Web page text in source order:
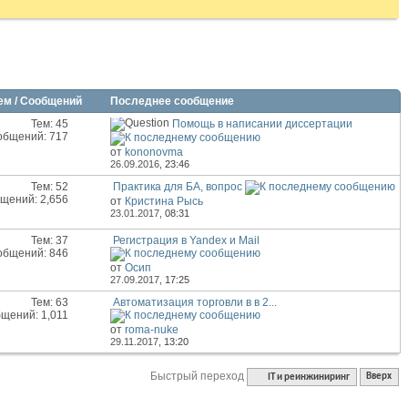
/ Сообщений Последнее сообщение
Тем: 45
717
Помощь в написании диссертации
отkononovma
26.09.2016,23:46
Тем: 52
2,656
Практика для БА, вопрос
от Кристина Рысь
23.01.2017,08:31
Тем: 37
846
Регистрация в Yandex и Mail
отОсип
27.09.2017, 17:25
Тем: 63
1,011
Автоматизация торговли в в 2...
отroma-nuke
29.11.2017, 13:20
Быстрый переход IT и реинжиниринг Вверх